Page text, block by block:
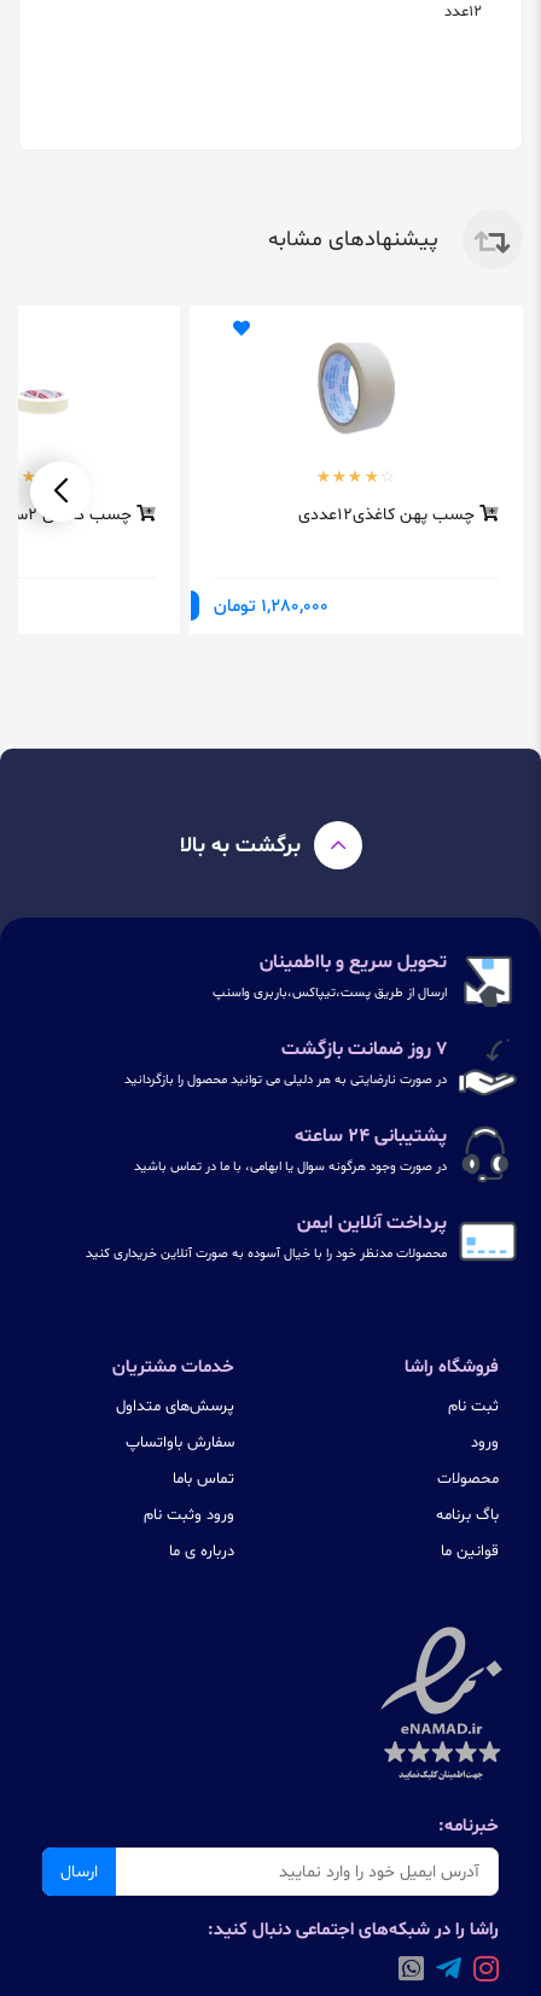
12عدد
پیشنهادهای مشابه
چسب پهن کاغذی12عددی
1,280,000 تومان
چسب کاغذی 2سانت12عددی
برگشت به بالا
تحویل سریع و بااطمینان
ارسال از طریق پست،تیپاکس،باربری واسنپ
۷ روز ضمانت بازگشت
در صورت نارضایتی به هر دلیلی می توانید محصول را بازگردانید
پشتیبانی ۲۴ ساعته
در صورت وجود هرگونه سوال یا ابهامی، با ما در تماس باشید
پرداخت آنلاین ایمن
محصولات مدنظر خود را با خیال آسوده به صورت آنلاین خریداری کنید
فروشگاه راشا
ثبت نام
ورود
محصولات
باگ برنامه
قوانین ما
خدمات مشتریان
پرسش‌های متداول
سفارش باواتساپ
تماس باما
ورود وثبت نام
درباره ی ما
خبرنامه:
ارسال
راشا را در شبکه‌های اجتماعی دنبال کنید: